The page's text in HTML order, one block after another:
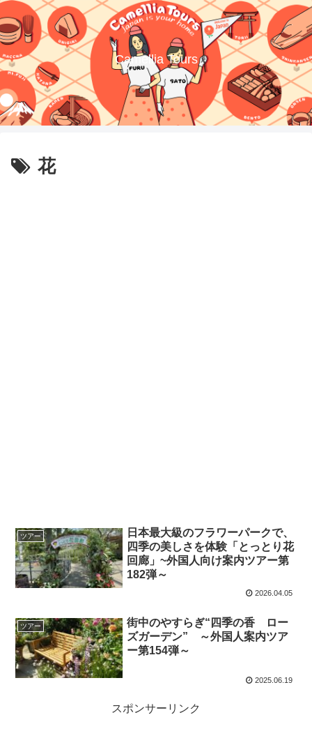
Camellia Tours
花
ツアー
日本最大級のフラワーパークで、
四季の美しさを体験「とっとり花
回廊」~外国人向け案内ツアー第
182弾～
2026.04.05
ツアー
街中のやすらぎ“四季の香 ロー
ズガーデン” ～外国人案内ツア
ー第154弾～
2025.06.19
スポンサーリンク